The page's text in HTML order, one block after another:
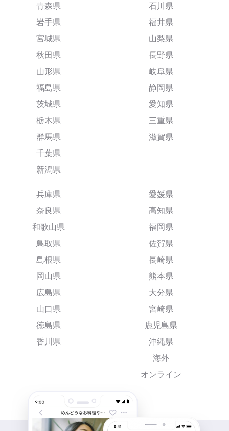
青森県
岩手県
宮城県
秋田県
山形県
福島県
茨城県
栃木県
群馬県
千葉県
新潟県
石川県
福井県
山梨県
長野県
岐阜県
静岡県
愛知県
三重県
滋賀県
兵庫県
奈良県
和歌山県
鳥取県
島根県
岡山県
広島県
山口県
徳島県
香川県
愛媛県
高知県
福岡県
佐賀県
長崎県
熊本県
大分県
宮崎県
鹿児島県
沖縄県
海外
オンライン